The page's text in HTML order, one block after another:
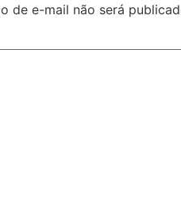
de e-mail não será